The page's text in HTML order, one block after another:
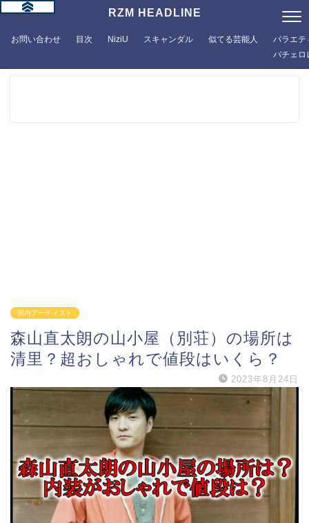
RZM HEADLINE
お問い合わせ 目次 NiziU スキャンダル 似てる芸能人
バラエテ
バチェロ
国内アーティスト
森山直太朗の山小屋（別荘）の場所は
清里？超おしゃれで値段はいくら？
2023年8月24日